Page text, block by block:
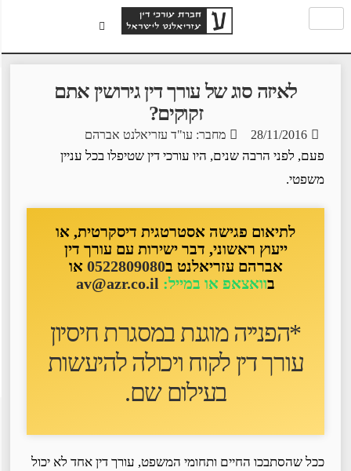
לאיזה סוג של עורך דין גירושין אתם
זקוקים?
28/11/2016 מחבר: עו"ד עזריאלנט אברהם
פעם, לפני הרבה שנים, היו עורכי דין שטיפלו בכל עניין
משפטי.
לתיאום פגישה אסטרטגית דיסקרטית, או
ייעוץ ראשוני, דבר ישירות עם עורך דין
אברהם עזריאלנט ב0522809080או
בוואצאפ או במייל:av@azr.co.il
*הפנייה מוגנת במסגרת חיסיון
עורך דין לקוח ו יכולה להיעשות
בעילום שם.
ככל שהסתבכו החיים ותחומי המשפט, עורך דין אחד לא יכול